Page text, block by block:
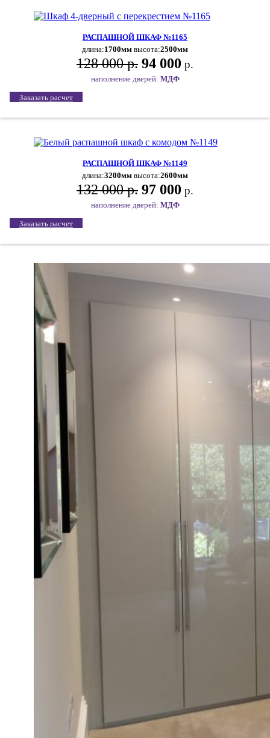
РАСПАШНОЙ ШКАФ №1165
длина:1700мм высота:2500мм
128 000 р. 94 000 р.
наполнение дверей: МДФ
Заказать расчет
РАСПАШНОЙ ШКАФ №1149
длина:3200мм высота:2600мм
132 000 р. 97 000 р.
наполнение дверей: МДФ
Заказать расчет